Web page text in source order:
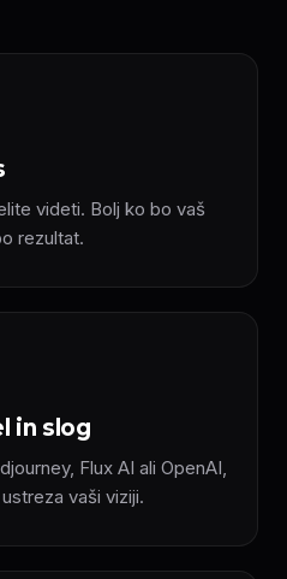
videti. Bolj ko bo vaš
rezultat.
in slog
Flux AI ali OpenAI,
vaši viziji.